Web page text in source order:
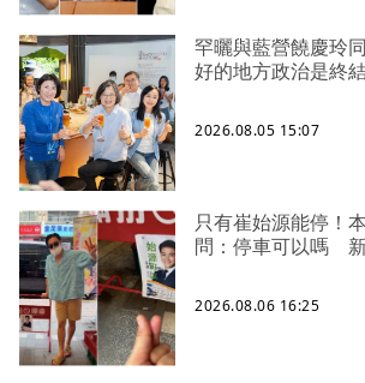
罕曬與藍營饒慶玲
好的地方政治是終
2026.08.05 15:07
只有崔始源能停！
問：停車可以嗎
2026.08.06 16:25